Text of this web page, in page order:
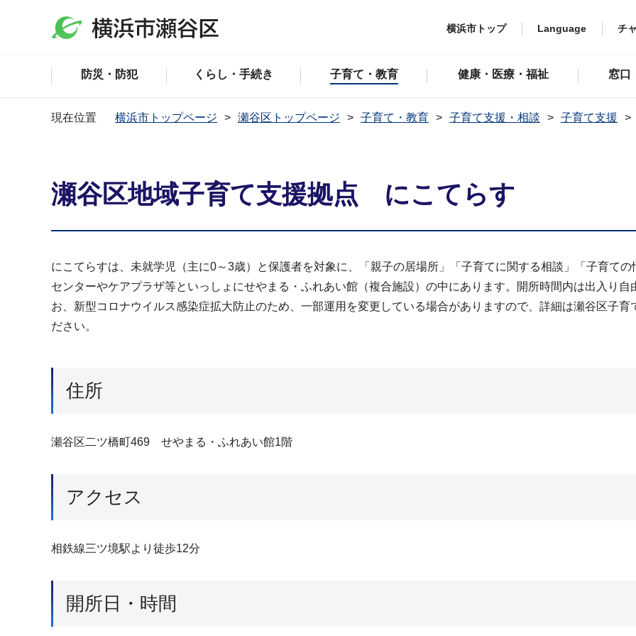
横浜市トップ Language チ
防災・防犯 くらし・手続き 子育て・教育 健康・医療・福祉 窓口
現在位置 横浜市トップページ 瀬谷区トップページ 子育て・教育 子育て支援・相談 子育て支援
瀬谷区地域子育て支援拠点 にこてらす
にこてらすは、未就学児（主に0～3歳）と保護者を対象に、「親子の居場所」「子育てに関する相談」「子育て
センターやケアプラザ等といっしょにせやまる・ふれあい館（複合施設）の中にあります。開所時間内は出入り
お、新型コロナウイルス感染症拡大防止のため、一部運用を変更している場合がありますので、詳細は瀬谷区子
ださい。
住所
瀬谷区二ツ橋町469 せやまる・ふれあい館1階
アクセス
相鉄線三ツ境駅より徒歩12分
開所日・時間